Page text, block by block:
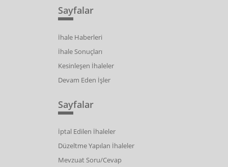
Sayfalar
İhale Haberleri
İhale Sonuçları
Kesinleşen İhaleler
Devam Eden İşler
Sayfalar
İptal Edilen İhaleler
Düzeltme Yapılan İhaleler
Mevzuat Soru/Cevap